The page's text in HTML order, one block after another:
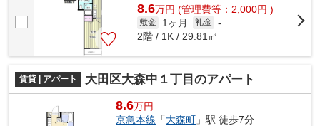
8.6万円 (管理費等：2,000円 )
敷金 1ヶ月 礼金 -
2階 / 1K / 29.81㎡
賃貸 | アパート 大田区大森中１丁目のアパート
8.6万円
京急本線 「大森町 」駅 徒歩7分